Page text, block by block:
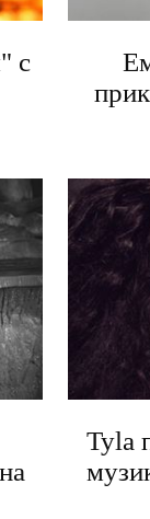
с
Tyla